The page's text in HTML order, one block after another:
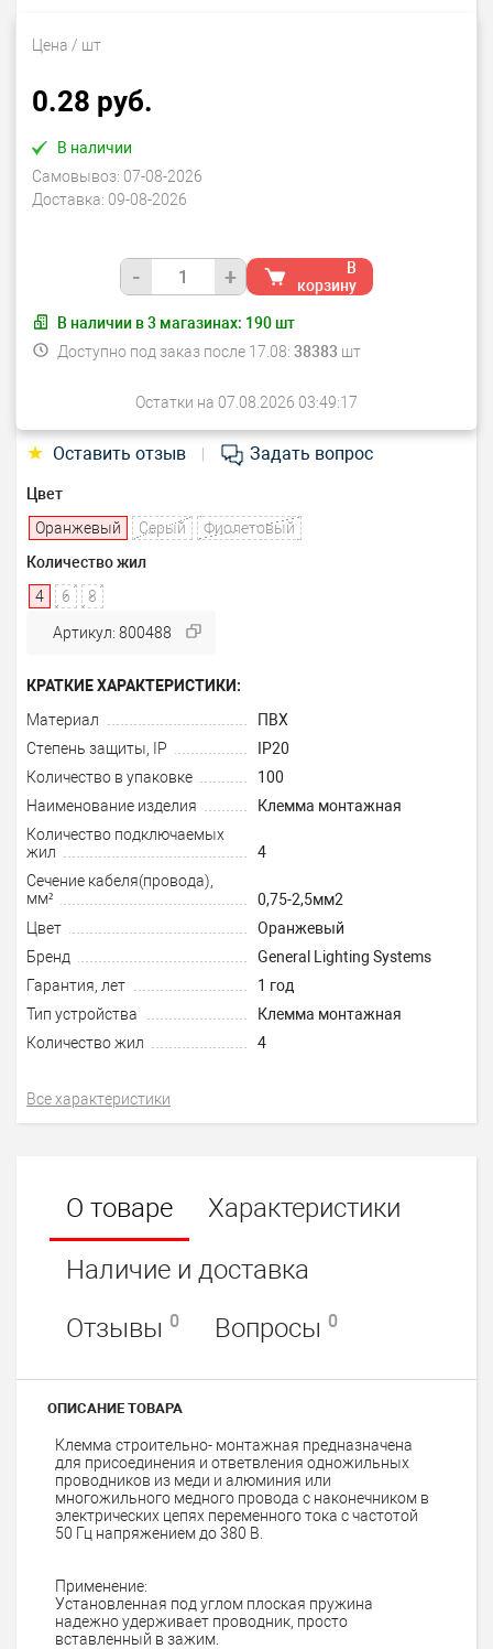
Цена / шт
0.28 руб.
В наличии
Самовывоз: 07-08-2026
Доставка: 09-08-2026
- +
В
корзину
В наличии в3 магазинах: 190шт
Доступно под заказ после 17.08: 38383 шт
Остатки на 07.08.2026 03:49:17
★ Оставить отзыв Задать вопрос
Цвет
Оранжевый
Серый
Фиолетовый
Количество жил
4
6 8
Артикул: 800488
КРАТКИЕ ХАРАКТЕРИСТИКИ:
Материал
ПВХ
Степень защиты, IP
IP20
Количество в упаковке
100
Наименование изделия
Клемма монтажная
Количество подключаемых
жил
4
Сечение кабеля(провода),
мм²
0,75-2,5мм2
Цвет
Оранжевый
Бренд
General Lighting Systems
Гарантия, лет
1 год
Тип устройства
Клемма монтажная
Количество жил
4
Все характеристики
О товаре
Характеристики
Наличие и доставка
Отзывы 0 Вопросы 0
ОПИСАНИЕ ТОВАРА
Клемма строительно- монтажная предназначена
для присоединения и ответвления одножильных
проводников из меди и алюминия или
многожильного медного провода с наконечником в
электрических цепях переменного тока с частотой
50 Гц напряжением до 380 В.
Применение:
Установленная под углом плоская пружина
надежно удерживает проводник, просто
вставленный в зажим.